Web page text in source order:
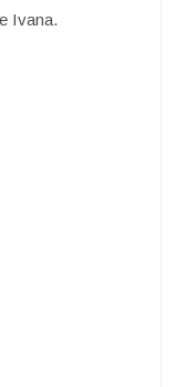
Ivana.